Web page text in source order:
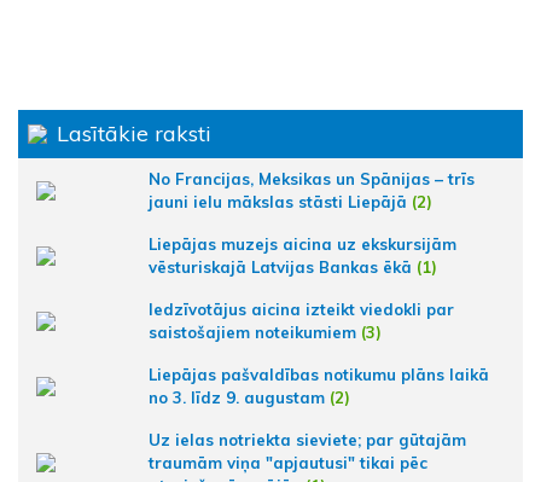
Lasītākie raksti
No Francijas, Meksikas un Spānijas – trīs
jauni ielu mākslas stāsti Liepājā (2)
Liepājas muzejs aicina uz ekskursijām
vēsturiskajā Latvijas Bankas ēkā (1)
Iedzīvotājus aicina izteikt viedokli par
saistošajiem noteikumiem (3)
Liepājas pašvaldības notikumu plāns laikā
no 3. līdz 9. augustam (2)
Uz ielas notriekta sieviete; par gūtajām
traumām viņa "apjautusi" tikai pēc